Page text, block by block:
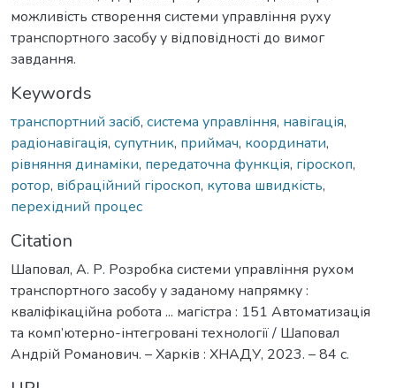
можливість створення системи управління руху
транспортного засобу у відповідності до вимог
завдання.
Keywords
транспортний засіб, система управління, навігація,
радіонавігація, супутник, приймач, координати,
рівняння динаміки, передаточна функція, гіроскоп,
ротор, вібраційний гіроскоп, кутова швидкість,
перехідний процес
Citation
Шаповал, А. Р. Розробка системи управління рухом
транспортного засобу у заданому напрямку :
кваліфікаційна робота ... магістра : 151 Автоматизація
та комп’ютерно-інтегровані технології / Шаповал
Андрій Романович. – Харків : ХНАДУ, 2023. – 84 с.